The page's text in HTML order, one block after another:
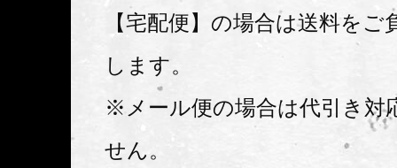
【宅配便】の場合は送料をご
します。
※メール便の場合は代引き対
せん。